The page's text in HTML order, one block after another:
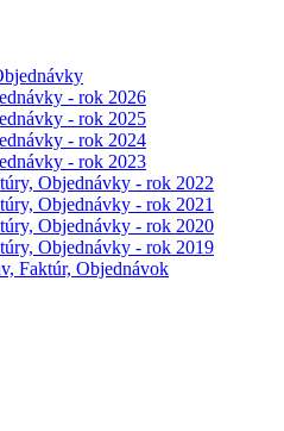
- rok 2026
- rok 2025
- rok 2024
- rok 2023
Objednávky - rok 2022
Objednávky - rok 2021
Objednávky - rok 2020
Objednávky - rok 2019
Faktúr, Objednávok